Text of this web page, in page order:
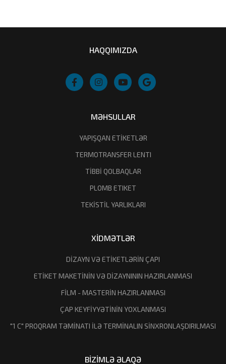
HAQQIMIZDA
MƏHSULLAR
YAPIŞQAN ETİKETLƏR
TERMOTRANSFER LENTI
TİBBİ QOLBAQLAR
PLOMB ETIKET
TEKİSTİL YARLIKLARI
XİDMƏTLƏR
DİZAYN VƏ ETİKETLƏRİN ÇAPI
ETİKET MAKETİNİN VƏ DİZAYNININ HAZIRLANMASI
FİLM - MASTERİN HAZIRLANMASI
ÇAP KEYFİYYƏTİNİN YOXLANMASI
"1 C" PROQRAM TƏMİNATI İLƏ TERMİNALIN SİNXRONLAŞDIRILMASI
BİZİMLƏ ƏLAQƏ